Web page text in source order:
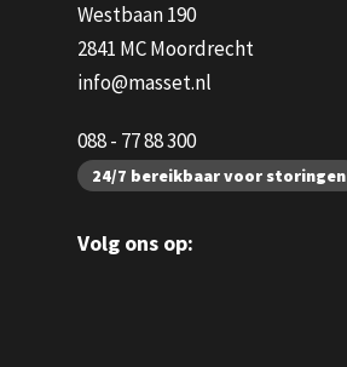
Westbaan 190
2841 MC Moordrecht
info@masset.nl
088 - 77 88 300
24/7 bereikbaar voor storingen
Volg ons op: